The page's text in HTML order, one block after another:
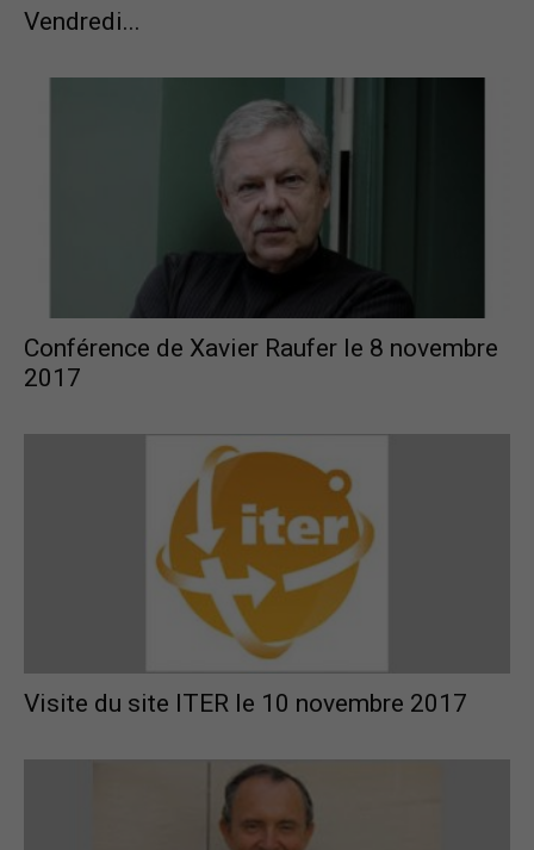
Vendredi...
Conférence de Xavier Raufer le 8 novembre
2017
Visite du site ITER le 10 novembre 2017